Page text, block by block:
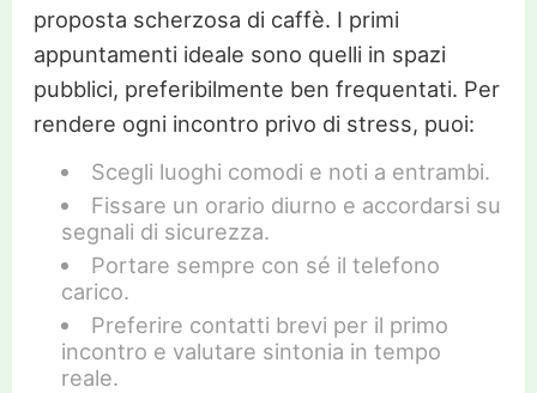
proposta scherzosa di caffè. I primi
appuntamenti ideale sono quelli in spazi
pubblici, preferibilmente ben frequentati. Per
rendere ogni incontro privo di stress, puoi:
Scegli luoghi comodi e noti a entrambi.
Fissare un orario diurno e accordarsi su
segnali di sicurezza.
Portare sempre con sé il telefono
carico.
Preferire contatti brevi per il primo
incontro e valutare sintonia in tempo
reale.